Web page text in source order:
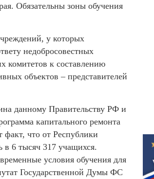
Обязательны зоны обучения
у которых
недобросовестных
комитетов к составлению
объектов – представителей
данному Правительству РФ и
капитального ремонта
что от Республики
6 тысяч 317 учащихся.
условия обучения для
Государственной Думы ФС